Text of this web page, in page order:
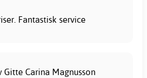
Fantastisk service
Gitte Carina Magnusson